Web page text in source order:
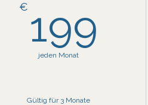
€ 199
jeden Monat
Gültig für 3 Monate